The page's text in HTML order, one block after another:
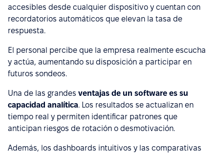
accesibles desde cualquier dispositivo y cuentan con
recordatorios automáticos que elevan la tasa de
respuesta.
El personal percibe que la empresa realmente escucha
y actúa, aumentando su disposición a participar en
futuros sondeos.
Una de las grandes ventajas de un software es su
capacidad analítica. Los resultados se actualizan en
tiempo real y permiten identificar patrones que
anticipan riesgos de rotación o desmotivación.
Además, los dashboards intuitivos y las comparativas